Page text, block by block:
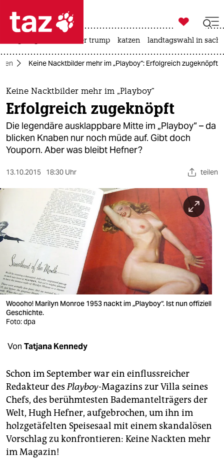
 taz zahl ich
taz zahl ich
themen
politik
öko
gesellschaft
berlin
wahrheit
verlag
verlag
shop
fragen & hilfe
unterstützen
abo
genossenschaft
epaper login

taz zahl ich
usa unter trump katzen landtagswahl in
Keine Nacktbilder mehr im „Playboy“: Erfolgreich zugeknöpft
Keine Nacktbilder mehr im „Playboy“
Erfolgreich zugeknöpft
Die legendäre ausklappbare Mitte im „Playboy“ – da
blicken Knaben nur noch müde auf. Gibt doch
Youporn. Aber was bleibt Hefner?
13.10.2015 18:30 Uhr teilen
Woooho! Marilyn Monroe 1953 nackt im „Playboy“. Ist nun offiziell
Geschichte.
Foto: dpa
Von Tatjana Kennedy
Schon im September war ein einflussreicher
Redakteur desPlayboy-Magazins zur Villa seines
Chefs, des berühmtesten Bademantelträgers der
Welt, Hugh Hefner, aufgebrochen, um ihn im
holzgetäfelten Speisesaal mit einem skandalösen
Vorschlag zu konfrontieren: Keine Nackten mehr
im Magazin!